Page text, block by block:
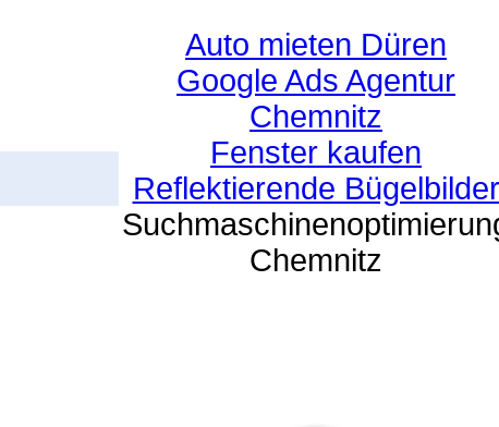
Auto mieten Düren
Google Ads Agentur
Chemnitz
Fenster kaufen
Reflektierende Bügelbilder
Chemnitz